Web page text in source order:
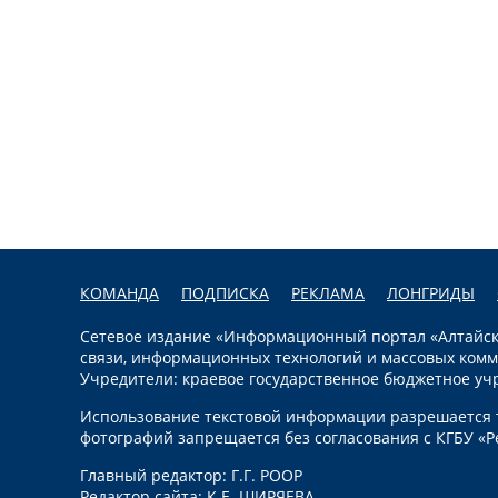
КОМАНДА ПОДПИСКА РЕКЛАМА ЛОНГРИДЫ
Сетевое издание «Информационный портал
связи, информационных технологий и массовых
Учредители: краевое государственное бюджетное
Использование текстовой информации
фотографий запрещается без согласования с КГБУ
Главный редактор: Г.Г. РООР